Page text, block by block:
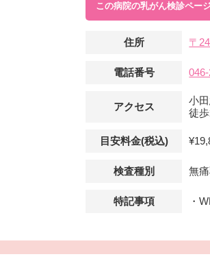
この病院の乳がん検診ペー
住所 〒
電話番号
アクセス
小
徒
目安料金(税込)
検査種別 無
特記事項 ・